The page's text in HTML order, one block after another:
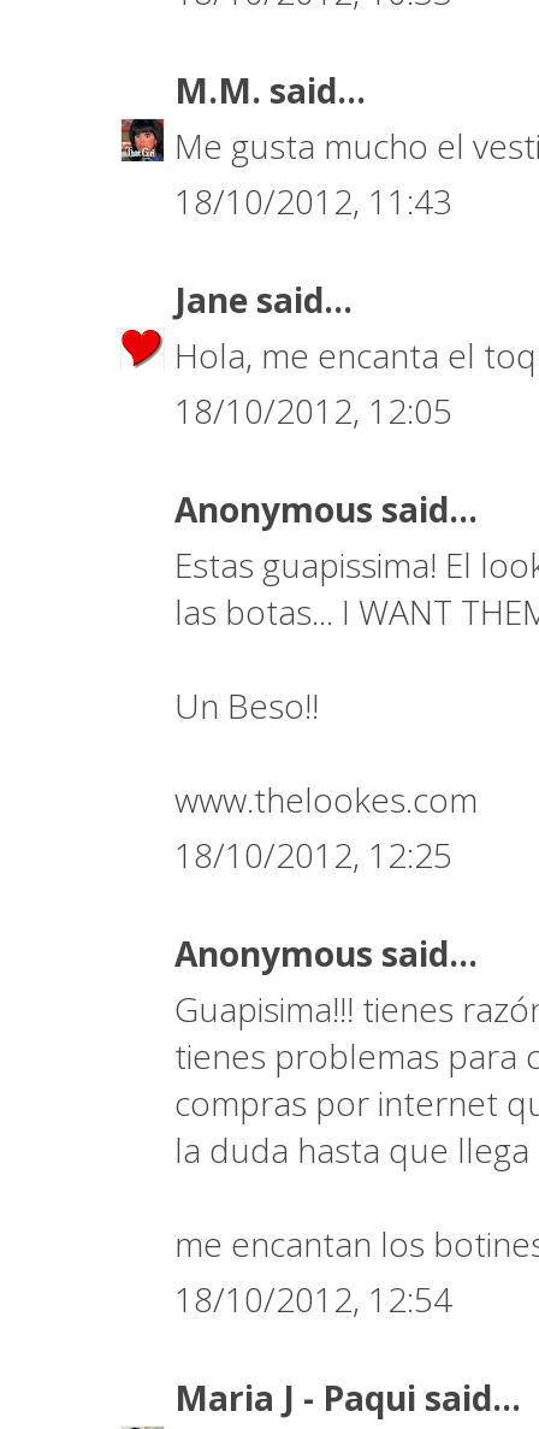
M.M. said...
Me gusta mucho el
18/10/2012, 11:43
Jane said...
Hola, me encanta el
18/10/2012, 12:05
Anonymous said...
Estas guapissima! El
las botas... I WANT
Un Beso!!
www.thelookes.com
18/10/2012, 12:25
Anonymous said...
Guapisima!!! tienes
tienes problemas para
compras por internet
la duda hasta que
me encantan los
18/10/2012, 12:54
Maria J - Paqui said...